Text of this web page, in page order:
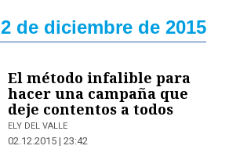
2 de diciembre de 2015
El método infalible para
hacer una campaña que
deje contentos a todos
ELY DEL VALLE
02.12.2015 | 23:42